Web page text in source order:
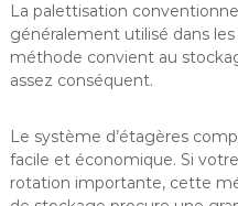
La palettisation
généralement utilisé dans
méthode convient au
assez conséquent.
Le système d’étagères
facile et économique. Si
rotation importante, cette